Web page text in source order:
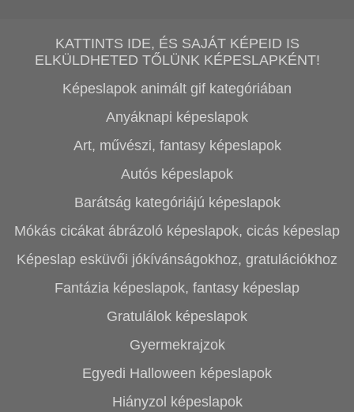
KATTINTS IDE, ÉS SAJÁT KÉPEID IS
ELKÜLDHETED TŐLÜNK KÉPESLAPKÉNT!
Képeslapok animált gif kategóriában
Anyáknapi képeslapok
Art, művészi, fantasy képeslapok
Autós képeslapok
Barátság kategóriájú képeslapok
Mókás cicákat ábrázoló képeslapok, cicás képeslap
Képeslap esküvői jókívánságokhoz, gratulációkhoz
Fantázia képeslapok, fantasy képeslap
Gratulálok képeslapok
Gyermekrajzok
Egyedi Halloween képeslapok
Hiányzol képeslapok